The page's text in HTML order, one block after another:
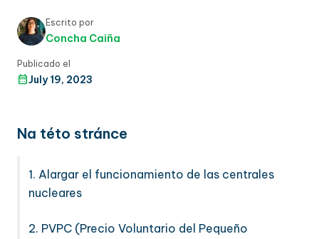
Escrito por
Concha Caiña
Publicado el
July 19, 2023
Na této stránce
1. Alargar el funcionamiento de las centrales
nucleares
2. PVPC (Precio Voluntario del Pequeño